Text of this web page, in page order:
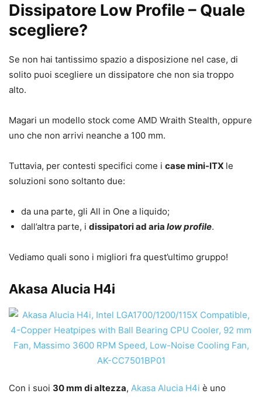
Dissipatore Low Profile – Quale
scegliere?
Se non hai tantissimo spazio a disposizione nel case, di
solito puoi scegliere un dissipatore che non sia troppo
alto.
Magari un modello stock come AMD Wraith Stealth, oppure
uno che non arrivi neanche a 100 mm.
Tuttavia, per contesti specifici come i case mini-ITX le
soluzioni sono soltanto due:
da una parte, gli All in One a liquido;
dall’altra parte, i dissipatori ad aria low profile.
Vediamo quali sono i migliori fra quest’ultimo gruppo!
Akasa Alucia H4i
Con i suoi 30 mm di altezza, Akasa Alucia H4i è uno